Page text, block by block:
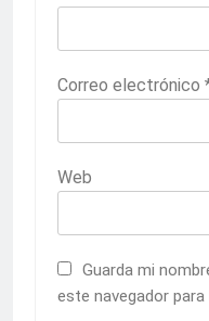
Correo electrónico
Web
Guarda mi
este navegador